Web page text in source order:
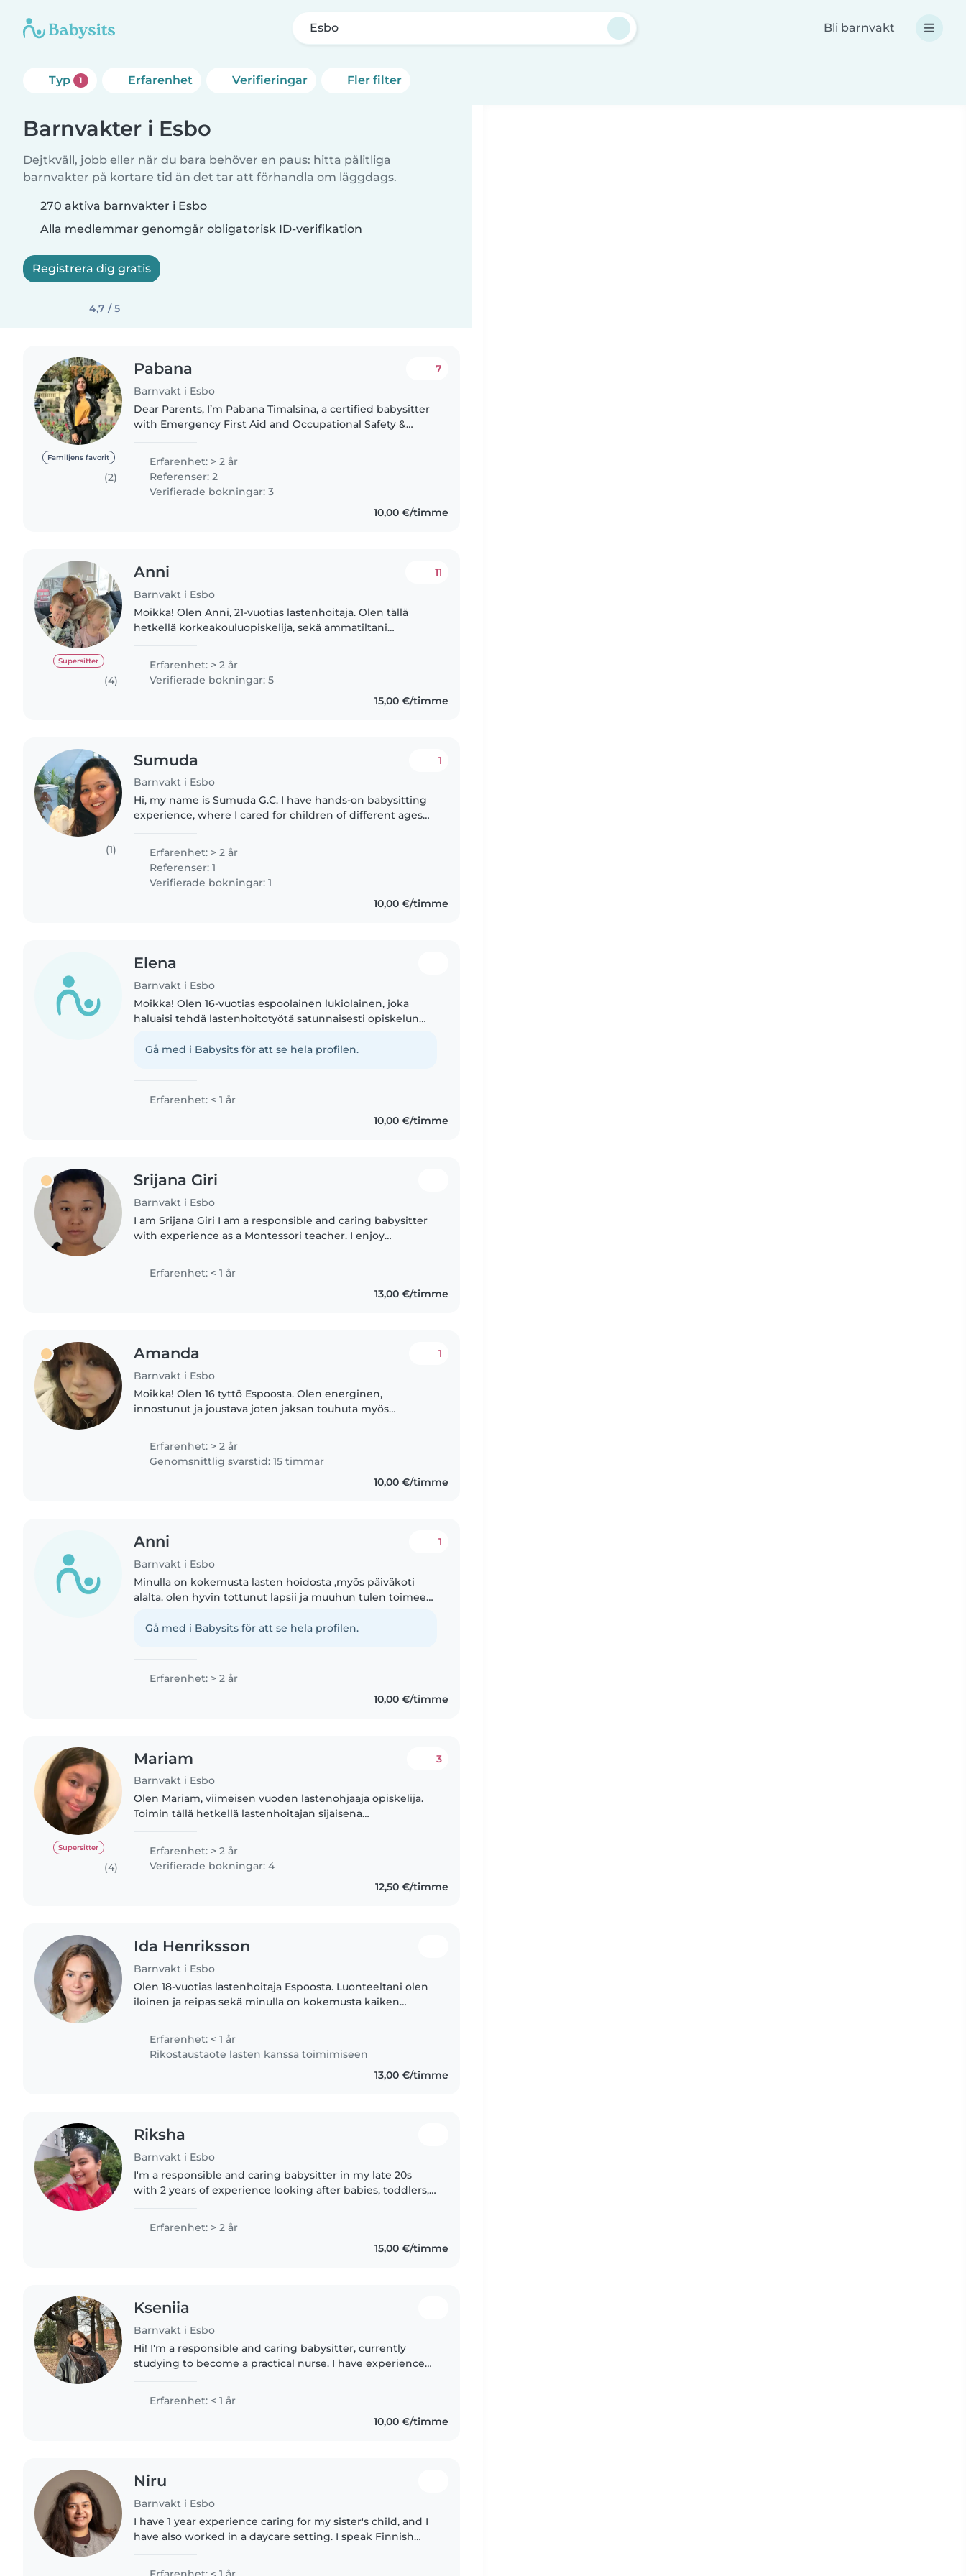
Esbo Bli barnvakt
Typ 1 Erfarenhet Verifieringar Fler filter
Barnvakter i Esbo
Dejtkväll, jobb eller när du bara behöver en paus: hitta pålitliga
barnvakter på kortare tid än det tar att förhandla om läggdags.
270 aktiva barnvakter i Esbo
Alla medlemmar genomgår obligatorisk ID-verifikation
Registrera dig gratis
4,7 / 5
Familjens favorit
(2)
Pabana
Barnvakt i Esbo
7
Dear Parents, I’m Pabana Timalsina, a certified babysitter
with Emergency First Aid and Occupational Safety &
children with..
Erfarenhet: > 2 år
Referenser: 2
Verifierade bokningar: 3
10,00 €/timme
Supersitter
(4)
Anni
Barnvakt i Esbo
11
Moikka! Olen Anni, 21-vuotias lastenhoitaja. Olen tällä
hetkellä korkeakouluopiskelija, sekä ammatiltani
lastenhoitajana, sekä avustajana..
Erfarenhet: > 2 år
Verifierade bokningar: 5
15,00 €/timme
(1)
Sumuda
Barnvakt i Esbo
1
Hi, my name is Sumuda G.C. I have hands-on babysitting
experience, where I cared for children of different ages
babysitting because..
Erfarenhet: > 2 år
Referenser: 1
Verifierade bokningar: 1
10,00 €/timme
Elena
Barnvakt i Esbo
Moikka! Olen 16-vuotias espoolainen lukiolainen, joka
haluaisi tehdä lastenhoitotyötä satunnaisesti opiskelun
on mm. 3 vuotta..
Gå med i Babysits för att se hela profilen.
Erfarenhet: < 1 år
10,00 €/timme
Srijana Giri
Barnvakt i Esbo
I am Srijana Giri I am a responsible and caring babysitter
with experience as a Montessori teacher. I enjoy
ensuring their..
Erfarenhet: < 1 år
13,00 €/timme
Amanda
Barnvakt i Esbo
1
Moikka! Olen 16 tyttö Espoosta. Olen energinen,
innostunut ja joustava joten jaksan touhuta myös
sisaruksia joita olen hoitanut...
Erfarenhet: > 2 år
Genomsnittlig svarstid: 15 timmar
10,00 €/timme
Anni
Barnvakt i Esbo
1
Minulla on kokemusta lasten hoidosta ,myös päiväkoti
alalta. olen hyvin tottunut lapsii ja muuhun tulen toimeen
experience babysitting..
Gå med i Babysits för att se hela profilen.
Erfarenhet: > 2 år
10,00 €/timme
Supersitter
(4)
Mariam
Barnvakt i Esbo
3
Olen Mariam, viimeisen vuoden lastenohjaaja opiskelija.
Toimin tällä hetkellä lastenhoitajan sijaisena
mutta työssäni olen myös..
Erfarenhet: > 2 år
Verifierade bokningar: 4
12,50 €/timme
Ida Henriksson
Barnvakt i Esbo
Olen 18-vuotias lastenhoitaja Espoosta. Luonteeltani olen
iloinen ja reipas sekä minulla on kokemusta kaiken
luotettava..
Erfarenhet: < 1 år
Rikostaustaote lasten kanssa toimimiseen
13,00 €/timme
Riksha
Barnvakt i Esbo
I'm a responsible and caring babysitter in my late 20s
with 2 years of experience looking after babies, toddlers,
Technology..
Erfarenhet: > 2 år
15,00 €/timme
Kseniia
Barnvakt i Esbo
Hi! I'm a responsible and caring babysitter, currently
studying to become a practical nurse. I have experience
working with..
Erfarenhet: < 1 år
10,00 €/timme
Niru
Barnvakt i Esbo
I have 1 year experience caring for my sister's child, and I
have also worked in a daycare setting. I speak Finnish